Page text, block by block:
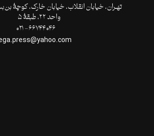
واحد ۲۲، طبقۀ ۵